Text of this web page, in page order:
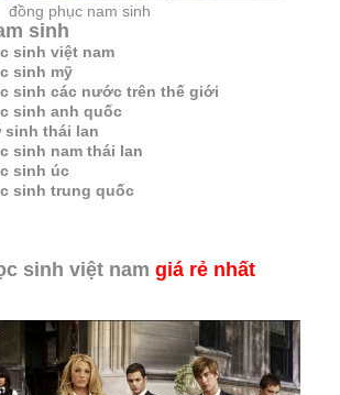
đồng phục nam sinh
sinh
sinh việt nam
sinh mỹ
sinh các nước trên thế giới
sinh anh quốc
thái lan
sinh nam thái lan
sinh úc
sinh trung quốc
sinh việt nam giá rẻ nhất